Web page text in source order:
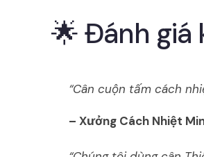
🌟 Đánh giá
“Cân cuộn tấm cách
– Xưởng Cách Nhiệt